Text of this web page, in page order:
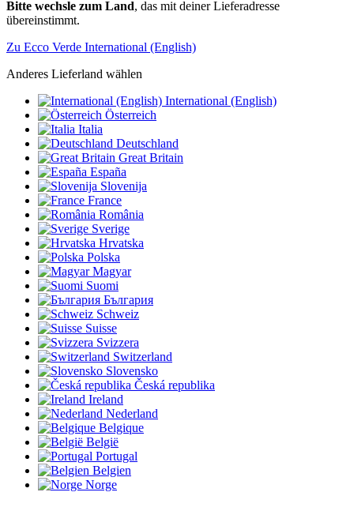
Bitte wechsle zum Land, das mit deiner Lieferadresse
übereinstimmt.
Zu Ecco Verde International (English)
Anderes Lieferland wählen
International (English)
Österreich
Italia
Deutschland
Great Britain
España
Slovenija
France
România
Sverige
Hrvatska
Polska
Magyar
Suomi
България
Schweiz
Suisse
Svizzera
Switzerland
Slovensko
Česká republika
Ireland
Nederland
Belgique
België
Portugal
Belgien
Norge